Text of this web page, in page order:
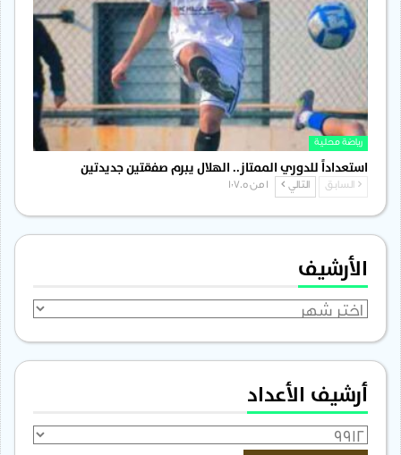
رياضة محلية
استعداداً للدوري الممتاز.. الهلال يبرم صفقتين جديدتين
السابق التالي
الأرشيف
الأرشيف
أرشيف الأعداد